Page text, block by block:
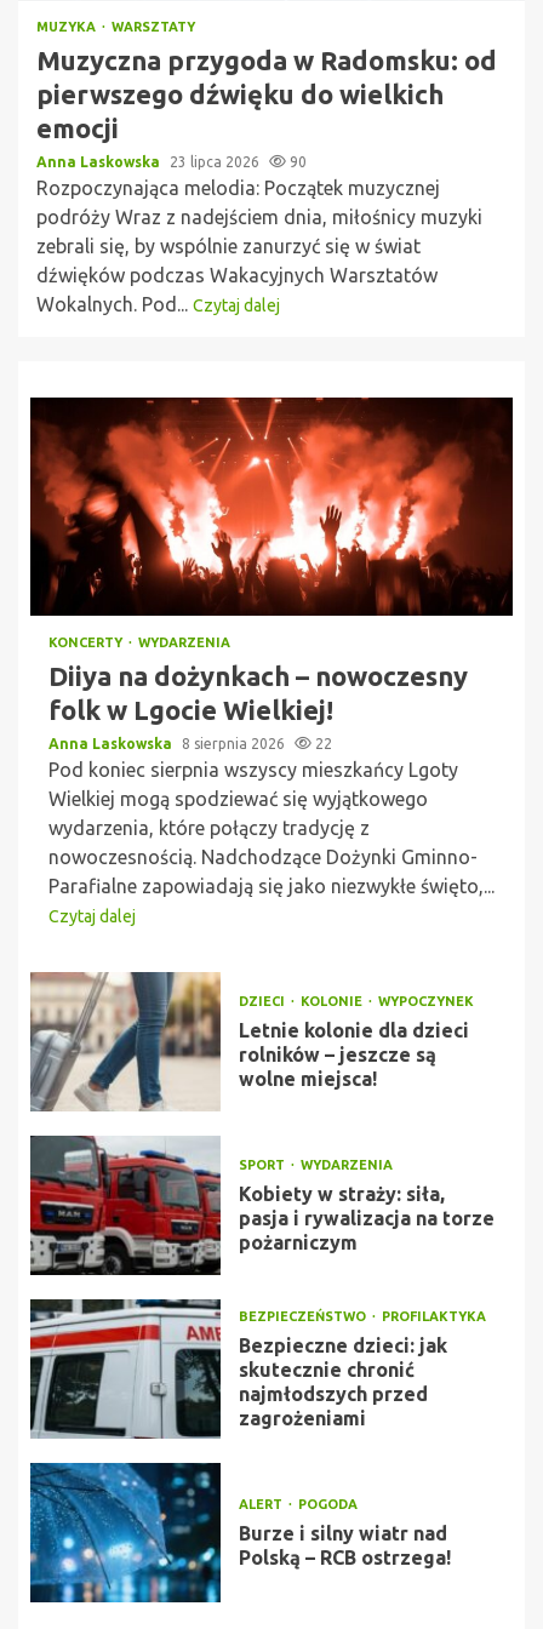
MUZYKA WARSZTATY
Muzyczna przygoda w Radomsku: od
pierwszego dźwięku do wielkich
emocji
Anna Laskowska 23 lipca 2026 90
Rozpoczynająca melodia: Początek muzycznej
podróży Wraz z nadejściem dnia, miłośnicy muzyki
zebrali się, by wspólnie zanurzyć się w świat
dźwięków podczas Wakacyjnych Warsztatów
Wokalnych. Pod... Czytaj dalej
KONCERTY WYDARZENIA
Diiya na dożynkach – nowoczesny
folk w Lgocie Wielkiej!
Anna Laskowska 8 sierpnia 2026 22
Pod koniec sierpnia wszyscy mieszkańcy Lgoty
Wielkiej mogą spodziewać się wyjątkowego
wydarzenia, które połączy tradycję z
nowoczesnością. Nadchodzące Dożynki Gminno-
Parafialne zapowiadają się jako niezwykłe święto,...
Czytaj dalej
DZIECI KOLONIE WYPOCZYNEK
Letnie kolonie dla dzieci
rolników – jeszcze są
wolne miejsca!
SPORT WYDARZENIA
Kobiety w straży: siła,
pasja i rywalizacja na torze
pożarniczym
BEZPIECZEŃSTWO PROFILAKTYKA
Bezpieczne dzieci: jak
skutecznie chronić
najmłodszych przed
zagrożeniami
ALERT POGODA
Burze i silny wiatr nad
Polską – RCB ostrzega!